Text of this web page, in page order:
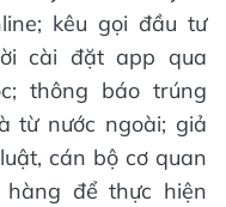
kêu gọi đầu tư
cài đặt app qua
thông báo trúng
từ nước ngoài; giả
cán bộ cơ quan
để thực hiện